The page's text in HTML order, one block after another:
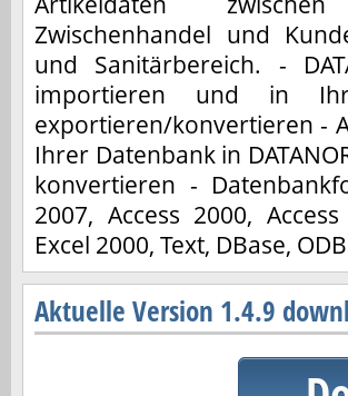
Zwischenhandel und
und Sanitärbereich. -
importieren und in
exportieren/konvertieren -
Ihrer Datenbank in
konvertieren -
2007, Access 2000,
Excel 2000, Text, DBase,
Aktuelle Version 1.4.9